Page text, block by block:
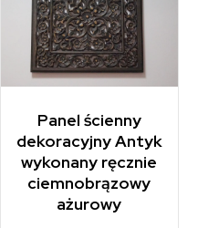
Panel ścienny
dekoracyjny Antyk
wykonany ręcznie
ciemnobrązowy
ażurowy